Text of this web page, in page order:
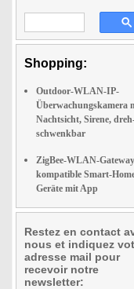
Shopping:
Outdoor-WLAN-IP-
Überwachungskamera
Nachtsicht, Sirene,
schwenkbar
ZigBee-WLAN-
kompatible Smart-
Geräte mit App
Restez en contact
nous et indiquez
adresse mail pour
recevoir notre
newsletter: